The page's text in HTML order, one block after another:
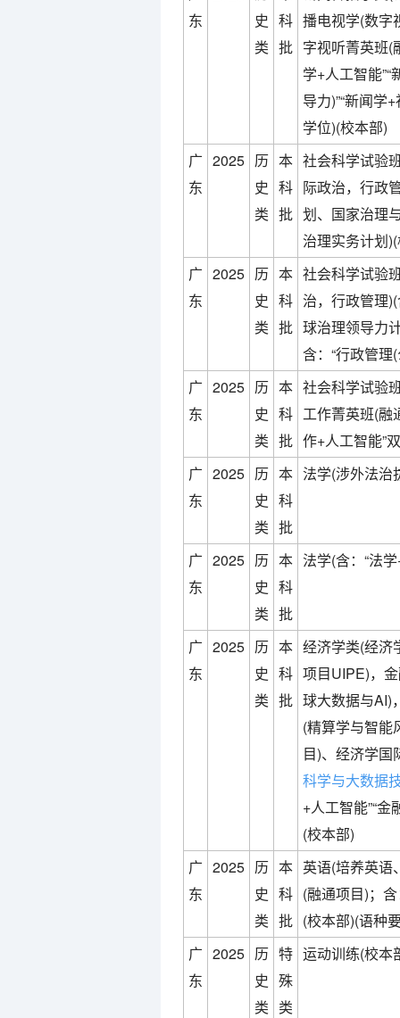
东
史
类
科
批
播电视学(数字
字视听菁英班(
学+人工智能
导力)”“新闻学
学位)(校本部)
广
东
2025 历
史
类
本
科
批
社会科学试验
际政治，行政
划、国家治理
治理实务计划
广
东
2025 历
史
类
本
科
批
社会科学试验
治，行政管理
球治理领导力
含：“行政管理
广
东
2025 历
史
类
本
科
批
社会科学试验
工作菁英班(融
作+人工智能”
广
东
2025 历
史
类
本
科
批
法学(涉外法治
广
东
2025 历
史
类
本
科
批
法学(含：“法
广
东
2025 历
史
类
本
科
批
经济学类(经济
项目UIPE)，
球大数据与AI)
(精算学与智能
目)、经济学国
科学与大数据
+人工智能”“金
(校本部)
广
东
2025 历
史
类
本
科
批
英语(培养英语
(融通项目)；
(校本部)(语种
广
东
2025 历
史
类
特
殊
类
运动训练(校本